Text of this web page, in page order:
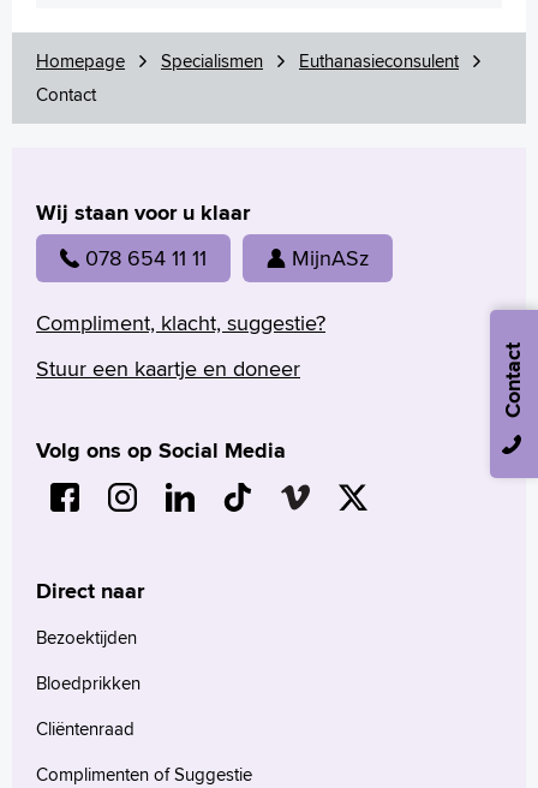
Homepage Specialismen
Euthanasieconsulent
Contact
Wij staan voor u klaar
078 654 11 11 MijnASz
Compliment, klacht, suggestie?
Stuur een kaartje en doneer
Volg ons op Social Media
Direct naar
Bezoektijden
Bloedprikken
Cliëntenraad
Complimenten of Suggestie
Contact